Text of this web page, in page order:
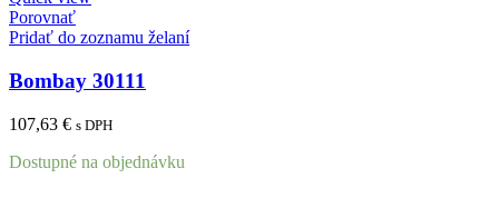
Porovnať
Pridať do zoznamu želaní
Bombay 30111
107,63 € s DPH
Dostupné na objednávku